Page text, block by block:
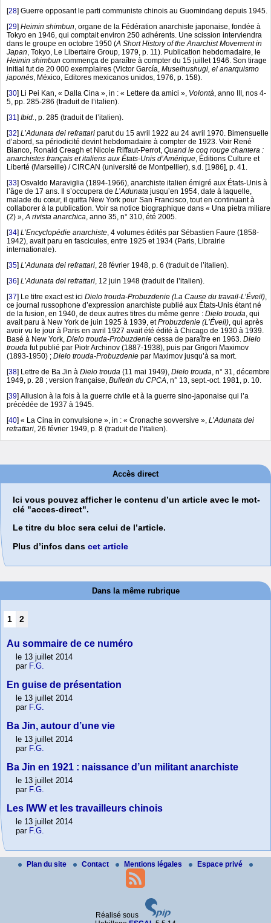
[28] Guerre opposant le parti communiste chinois au Guomindang depuis 1945.
[29] Heimin shimbun , organe de la Fédération anarchiste japonaise, fondée à
Tokyo en 1946, qui comptait environ 250 adhérents. Une scission interviendra
dans le groupe en octobre 1950 (A Short History of the Anarchist Movement in
Japan , Tokyo, Le Libertaire Group, 1979, p. 11). Publication hebdomadaire, le
Heimin shimbun commença de paraître à compter du 15 juillet 1946. Son tirage
initial fut de 20 000 exemplaires (Victor García, Museihushugi, el anarquismo
japonés , México, Editores mexicanos unidos, 1976, p. 158).
[30] Li Pei Kan, « Dalla Cina », in : « Lettere da amici », Volontà , anno III, nos 4-
5, pp. 285-286 (traduit de l’italien).
[31 ] Ibid.
, p. 285 (traduit de l’italien).
[32] L’Adunata dei refrattari parut du 15 avril 1922 au 24 avril 1970. Bimensuelle
d’abord, sa périodicité devint hebdomadaire à compter de 1923. Voir René
Bianco, Ronald Creagh et Nicole Riffaut-Perrot, Quand le coq rouge chantera :
anarchistes français et italiens aux États-Unis d’Amérique , Éditions Culture et
Liberté (Marseille) / CIRCAN (université de Montpellier), s.d. [1986], p. 41.
[33] Osvaldo Maraviglia (1894-1966), anarchiste italien émigré aux États-Unis à
l’âge de 17 ans. Il s’occupera de L’Adunata jusqu’en 1954, date à laquelle,
malade du cœur, il quitta New York pour San Francisco, tout en continuant à
collaborer à la publication. Voir sa notice biographique dans « Una pietra miliare
(2) », A rivista anarchica , anno 35, n° 310, été 2005.
[34] L’Encyclopédie anarchiste , 4 volumes édités par Sébastien Faure (1858-
1942), avait paru en fascicules, entre 1925 et 1934 (Paris, Librairie
internationale).
[35] L’Adunata dei refrattari , 28 février 1948, p. 6 (traduit de l’italien).
[36] L’Adunata dei refrattari , 12 juin 1948 (traduit de l’italien).
[37] Le titre exact est ici Dielo trouda-Probuzdenie (La Cause du travail-L’Éveil)
ce journal russophone d’expression anarchiste publié aux États-Unis étant né
de la fusion, en 1940, de deux autres titres du même genre : Dielo trouda , qui
avait paru à New York de juin 1925 à 1939, etProbuzdenie (L’Éveil) , qui après
avoir vu le jour à Paris en avril 1927 avait été édité à Chicago de 1930 à 1939.
Basé à New York, Dielo trouda-Probuzdenie cessa de paraître en 1963. Dielo
trouda fut publié par Piotr Archinov (1887-1938), puis par Grigori Maximov
(1893-1950) ; Dielo trouda-Probuzdenie par Maximov jusqu’à sa mort.
[38] Lettre de Ba Jin à Dielo trouda (11 mai 1949), Dielo trouda , n° 31, décembre
1949, p. 28 ; version française, Bulletin du CPCA , n° 13, sept.-oct. 1981, p. 10.
[39] Allusion à la fois à la guerre civile et à la guerre sino-japonaise qui l’a
précédée de 1937 à 1945.
[40] « La Cina in convulsione », in : « Cronache sovversive », L’Adunata dei
refrattari , 26 février 1949, p. 8 (traduit de l’italien).
Accès direct
Ici vous pouvez afficher le contenu d’un article avec le mot-
clé "acces-direct".
Le titre du bloc sera celui de l’article.
Plus d’infos dans cet article
Dans la même rubrique
1 2
Au sommaire de ce numéro
le 13 juillet 2014
par F.G.
En guise de présentation
le 13 juillet 2014
par F.G.
Ba Jin, autour d’une vie
le 13 juillet 2014
par F.G.
Ba Jin en 1921 : naissance d’un militant anarchiste
le 13 juillet 2014
par F.G.
Les IWW et les travailleurs chinois
le 13 juillet 2014
par F.G.
Plan du site Contact Mentions légales Espace privé
Réalisé sous